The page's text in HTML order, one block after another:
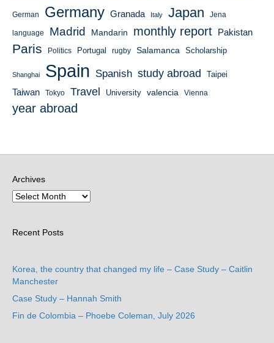
German Germany Granada Italy Japan Jena
language Madrid Mandarin monthly report Pakistan
Paris Politics Portugal rugby Salamanca Scholarship
Shanghai Spain Spanish study abroad Taipei
Taiwan Tokyo Travel University valencia Vienna
year abroad
Archives
Recent Posts
Korea, the country that changed my life – Case Study – Caitlin
Manchester
Case Study – Hannah Smith
Fin de Colombia – Phoebe Coleman, July 2026